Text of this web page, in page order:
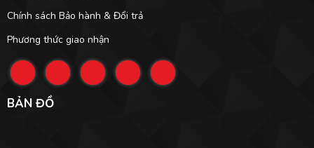
Chính sách Bảo hành & Đổi trả
Phương thức giao nhận
BẢN ĐỒ